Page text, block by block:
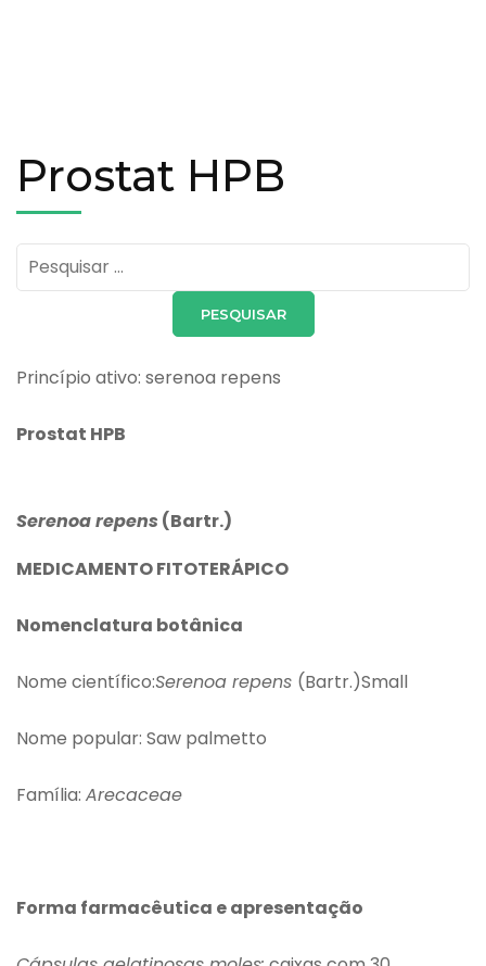
Prostat HPB
Pesquisar
por:
Princípio ativo: serenoa repens
Prostat HPB
Serenoa repens (Bartr.)
MEDICAMENTO FITOTERÁPICO
Nomenclatura botânica
Nome científico:Serenoa repens (Bartr.)Small
Nome popular: Saw palmetto
Família: Arecaceae
Forma farmacêutica e apresentação